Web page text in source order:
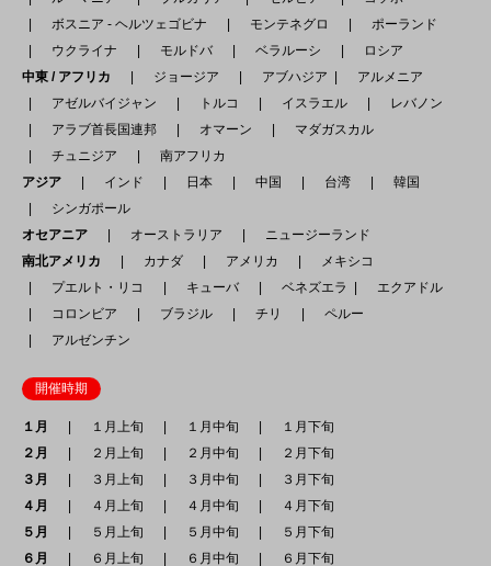
ボスニア - ヘルツェゴビナ
モンテネグロ
ポーランド
ウクライナ
モルドバ ベラルーシ
ロシア
中東 / アフリカ
ジョージア アブハジア
アルメニア
アゼルバイジャン
トルコ イスラエル
レバノン
アラブ首長国連邦
オマーン
マダガスカル
チュニジア
南アフリカ
アジア
インド 日本 中国 台湾
韓国
シンガポール
オセアニア
オーストラリア
ニュージーランド
南北アメリカ
カナダ アメリカ
メキシコ
プエルト・リコ
キューバ ベネズエラ
エクアドル
コロンビア
ブラジル チリ
ペルー
アルゼンチン
開催時期
１月 １月上旬 １月中旬
１月下旬
２月
２月上旬 ２月中旬
２月下旬
３月
３月上旬 ３月中旬
３月下旬
４月
４月上旬 ４月中旬
４月下旬
５月
５月上旬 ５月中旬
５月下旬
６月
６月上旬 ６月中旬 ６月下旬